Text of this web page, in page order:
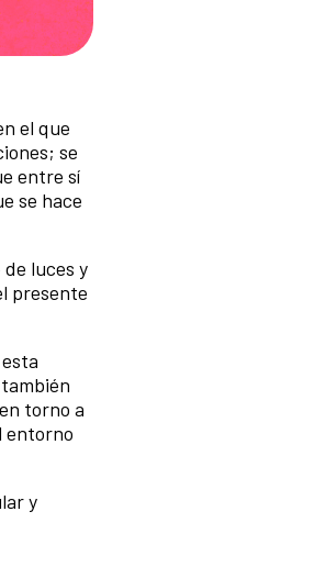
el que
se
entre sí
se hace
luces y
presente
torno a
entorno
y